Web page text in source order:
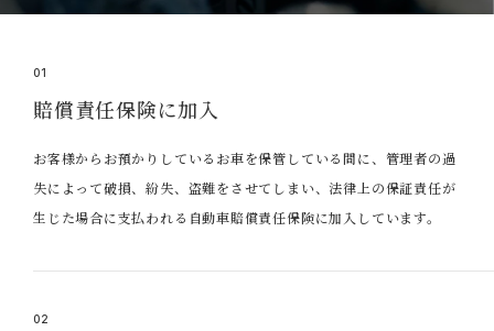
01
賠償責任保険に加入
お客様からお預かりしているお車を保管している間に、管理者の過
失によって破損、紛失、盗難をさせてしまい、法律上の保証責任が
生じた場合に支払われる自動車賠償責任保険に加入しています。
02